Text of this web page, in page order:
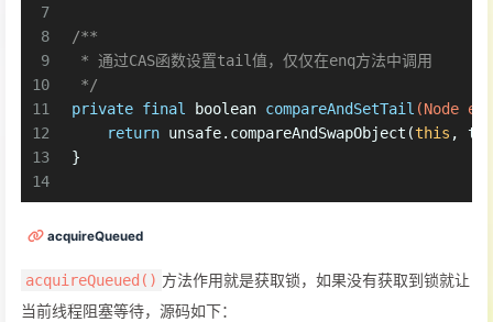
7
8
9
10
11
12
13
14
/**
* 通过CAS函数设置tail值，仅仅在enq方法中调用
*/
private final boolean compareAndSetTail (Node
return unsafe.compareAndSwapObject(this ,
}
acquireQueued
acquireQueued() 方法作用就是获取锁，如果没有获取到锁就让
当前线程阻塞等待，源码如下：